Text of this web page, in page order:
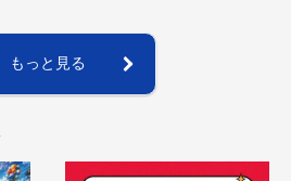
もっと見る